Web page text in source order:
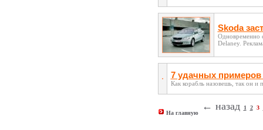
Skoda
Одновременно
Delaney.
7 удачных примеров
Как корабль назовешь, так он
На главную
← назад 1 23